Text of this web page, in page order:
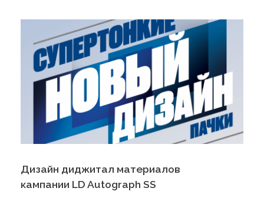
Дизайн диджитал материалов
кампании LD Autograph SS